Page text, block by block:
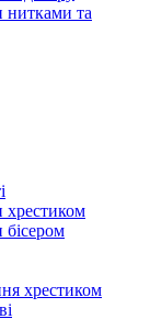
та
хрестиком